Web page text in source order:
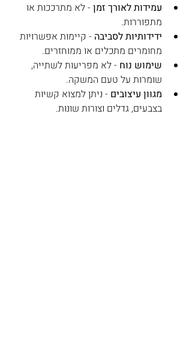
עמידות לאורך זמן - לא מתרככות או
מתפוררות.
ידידותיות לסביבה - קיימות אפשרויות
מחומרים מתכלים או ממוחזרים.
שימוש נוח - לא מפריעות לשתייה,
שומרות על טעם המשקה.
מגוון עיצובים - ניתן למצוא קשיות
בצבעים, גדלים וצורות שונות.